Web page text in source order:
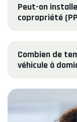
Peut-on
copropriété
Combien de
véhicule à